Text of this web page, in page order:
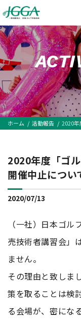
ホーム 活動報告 2020
2020年度「ゴ
開催中止につい
2020/07/13
（一社）日本ゴ
売技術者講習会」
ません。
その理由と致しま
策を取ることは検
る会場が、密にな